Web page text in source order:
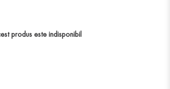
produs este indisponibil